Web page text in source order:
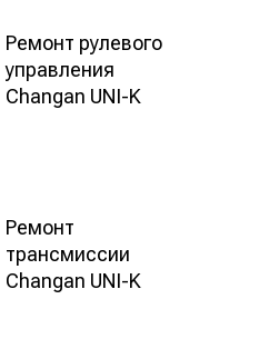
Ремонт рулевого
управления
Changan UNI-K
Ремонт
трансмиссии
Changan UNI-K